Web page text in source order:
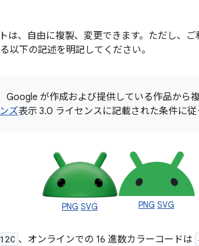
は、自由に複製、変更できます。ただし、
以下の記述を明記してください。
Google が作成および提供している作品から
ズ表示 3.0 ライセンスに記載された条件に従
PNG SVG PNG SVG
、オンラインでの 16 進数カラーコードは